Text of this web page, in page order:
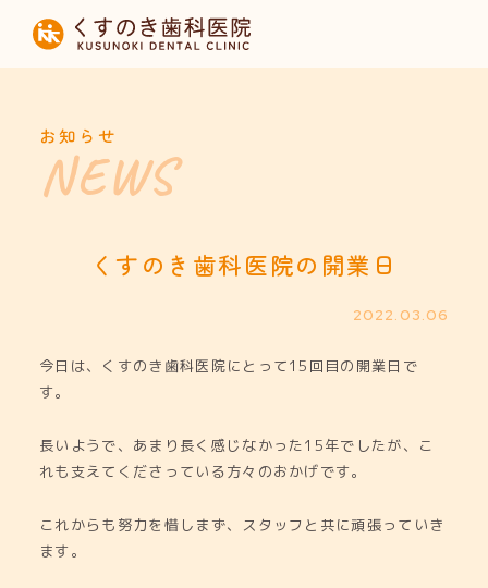
HOME
診療内容
お知らせ
お知らせ
くすのき歯科医院の開業日
2022.03.06
今日は、くすのき歯科医院にとって15回目の開業日で
す。
長いようで、あまり長く感じなかった15年でしたが、こ
れも支えてくださっている方々のおかげです。
これからも努力を惜しまず、スタッフと共に頑張っていき
ます。